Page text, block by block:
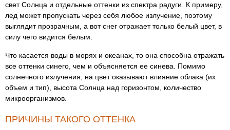
свет Солнца и отдельные оттенки из спектра радуги. К примеру,
лед может пропускать через себя любое излучение, поэтому
выглядит прозрачным, а вот снег отражает только белый цвет, в
силу чего видится белым.
Что касается воды в морях и океанах, то она способна отражать
все оттенки синего, чем и объясняется ее синева. Помимо
солнечного излучения, на цвет оказывают влияние облака (их
объем и тип), высота Солнца над горизонтом, количество
микроорганизмов.
ПРИЧИНЫ ТАКОГО ОТТЕНКА